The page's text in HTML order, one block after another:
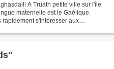
A Truath petite ville sur l'île
maternelle est le Gaélique.
rapidement s'intéresser aux